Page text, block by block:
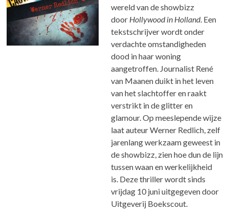
wereld van de showbizz
door Hollywood in Holland. Een
tekstschrijver wordt onder
verdachte omstandigheden
dood in haar woning
aangetroffen. Journalist René
van Maanen duikt in het leven
van het slachtoffer en raakt
verstrikt in de glitter en
glamour. Op meeslepende wijze
laat auteur Werner Redlich, zelf
jarenlang werkzaam geweest in
de showbizz, zien hoe dun de lijn
tussen waan en werkelijkheid
is. Deze thriller wordt sinds
vrijdag 10 juni uitgegeven door
Uitgeverij Boekscout.